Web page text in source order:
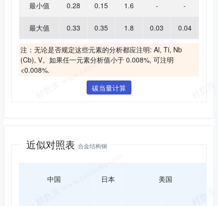
最小值 0.28 0.15 1.6 - -
最大值 0.33 0.35 1.8 0.03 0.04
注：无论是否规定这些元素的分析都应注明: Al, Ti, Nb
(Cb), V。如果任一元素分析值小于 0.008%, 可注明
<0.008%.
碳当量计算
近似对照表 合金结构钢
中国 日本 美国